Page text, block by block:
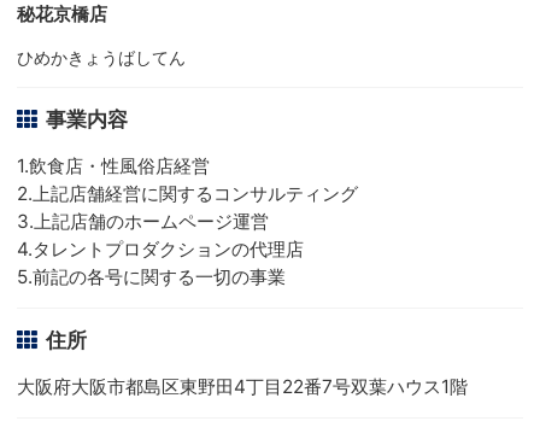
秘花京橋店
ひめかきょうばしてん
事業内容
1.飲食店・性風俗店経営
2.上記店舗経営に関するコンサルティング
3.上記店舗のホームページ運営
4.タレントプロダクションの代理店
5.前記の各号に関する一切の事業
住所
大阪府大阪市都島区東野田4丁目22番7号双葉ハウス1階